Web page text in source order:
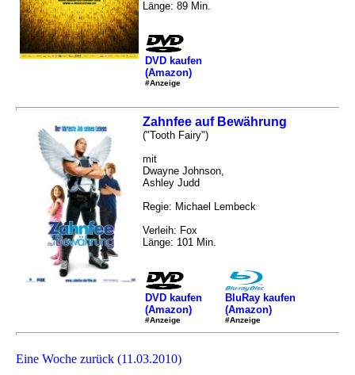
Länge: 89 Min.
DVD kaufen
(Amazon)
#Anzeige
Zahnfee auf Bewährung
("Tooth Fairy")
mit
Dwayne Johnson,
Ashley Judd
Regie: Michael Lembeck
Verleih: Fox
Länge: 101 Min.
DVD kaufen
(Amazon)
#Anzeige
BluRay kaufen
(Amazon)
#Anzeige
Eine Woche zurück (11.03.2010)